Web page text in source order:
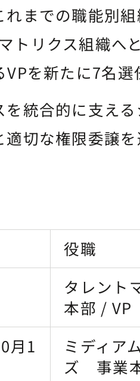
れまでの職能別
トリクス組織へ
を新たに7名選
統合的に支え
適切な権限委譲
役職
タレント
本部 / VP
月1
ミディア
ズ 事業